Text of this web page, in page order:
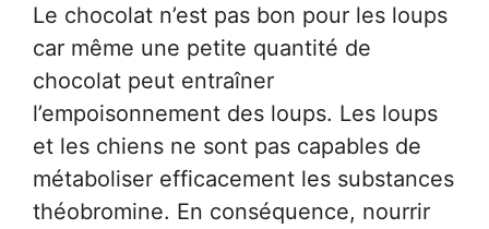
Le chocolat n’est pas bon pour les loups
car même une petite quantité de
chocolat peut entraîner
l’empoisonnement des loups. Les loups
et les chiens ne sont pas capables de
métaboliser efficacement les substances
théobromine. En conséquence, nourrir